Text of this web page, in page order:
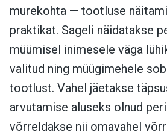
murekohta — tootluse
praktikat. Sageli näidatakse
müümisel inimesele väga
valitud ning müügimehele
tootlust. Vahel jäetakse
arvutamise aluseks olnud
võrreldakse nii omavahel